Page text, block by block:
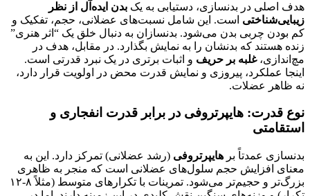
هدف اصلی در بدنسازی، دستیابی به یک بدن ایده‌آل از نظر
زیبایی‌شناختی است. این شامل نسبت‌های عضلانی، حجم، تفکیک و
کم بودن چربی بدن می‌شود. بدنسازان به دنبال خلق یک “اثر هنری”
زنده هستند که بدنشان را به نمایش بگذارد. در مقابل، هدف در
مچ‌اندازی،غلبه بر حریف و اثبات برتری در یک نبرد قدرتی است.
اینجا عملکرد، پیروزی و نمایش قدرت محض در اولویت قرار دارد،
نه ظاهر عضلات.
نوع قدرت: هایپرتروفی در برابر قدرت انفجاری و
استقامتی
بدنسازی عمدتاً بر هایپرتروفی (رشد عضلانی) تمرکز دارد. این به
معنای افزایش حجم سلول‌های عضلانی است که منجر به ظاهری
بزرگ‌تر و حجیم‌تر می‌شود. تمرینات با تکرارهای متوسط (مثلاً ۸-۱۲